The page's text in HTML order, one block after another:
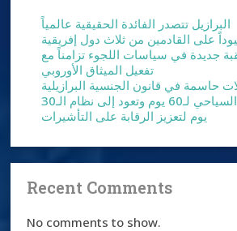
البرازيل تتصدر الفائدة الحقيقية عالمياً
على القادمين من ثلاث دول إفريقية
جديدة في سياسات اللجوء تزامناً مع
تفعيل الميثاق الأوروبي
حاسمة في قانون الجنسية البرازيلية
تايلاند تُنهي الإعفاء السياحي لـ60 يوم وتعود إلى نظام الـ30
يوم لتعزيز الرقابة على التأشيرات
Recent Comments
No comments to show.